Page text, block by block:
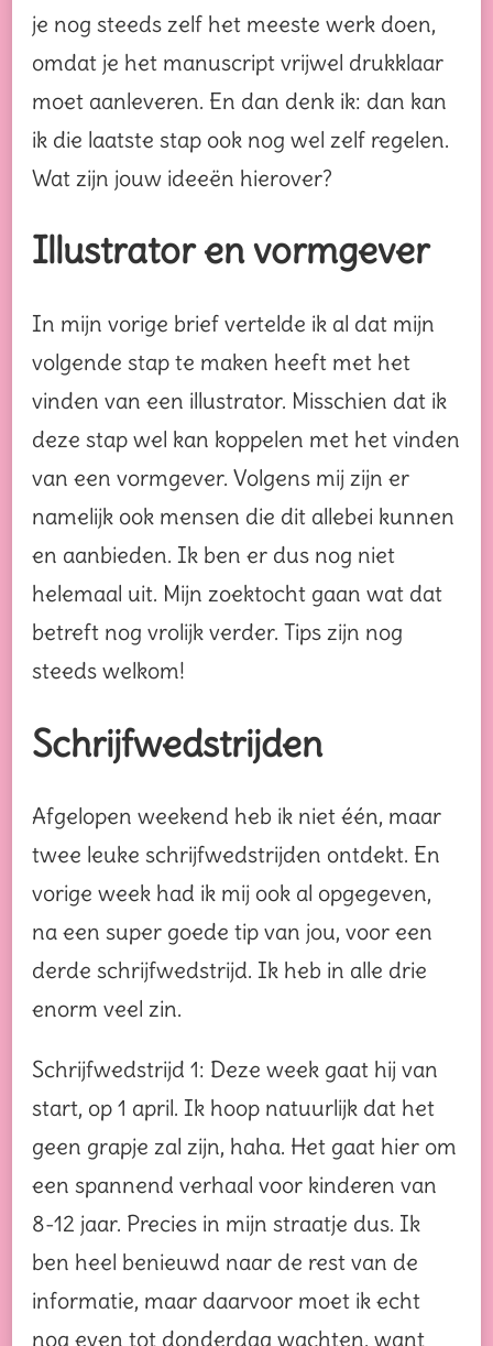
je nog steeds zelf het meeste werk doen,
omdat je het manuscript vrijwel drukklaar
moet aanleveren. En dan denk ik: dan kan
ik die laatste stap ook nog wel zelf regelen.
Wat zijn jouw ideeën hierover?
Illustrator en vormgever
In mijn vorige brief vertelde ik al dat mijn
volgende stap te maken heeft met het
vinden van een illustrator. Misschien dat ik
deze stap wel kan koppelen met het vinden
van een vormgever. Volgens mij zijn er
namelijk ook mensen die dit allebei kunnen
en aanbieden. Ik ben er dus nog niet
helemaal uit. Mijn zoektocht gaan wat dat
betreft nog vrolijk verder. Tips zijn nog
steeds welkom!
Schrijfwedstrijden
Afgelopen weekend heb ik niet één, maar
twee leuke schrijfwedstrijden ontdekt. En
vorige week had ik mij ook al opgegeven,
na een super goede tip van jou, voor een
derde schrijfwedstrijd. Ik heb in alle drie
enorm veel zin.
Schrijfwedstrijd 1: Deze week gaat hij van
start, op 1 april. Ik hoop natuurlijk dat het
geen grapje zal zijn, haha. Het gaat hier om
een spannend verhaal voor kinderen van
8-12 jaar. Precies in mijn straatje dus. Ik
ben heel benieuwd naar de rest van de
informatie, maar daarvoor moet ik echt
nog even tot donderdag wachten, want